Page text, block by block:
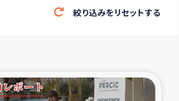
緊急救援の時代
東ティモール豪雨緊急支援
絞り込みをリセットする